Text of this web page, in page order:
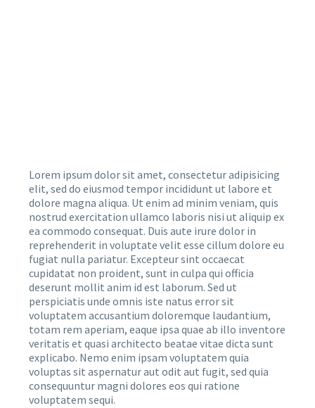
Lorem ipsum dolor sit amet, consectetur adipisicing
elit, sed do eiusmod tempor incididunt ut labore et
dolore magna aliqua. Ut enim ad minim veniam, quis
nostrud exercitation ullamco laboris nisi ut aliquip ex
ea commodo consequat. Duis aute irure dolor in
reprehenderit in voluptate velit esse cillum dolore eu
fugiat nulla pariatur. Excepteur sint occaecat
cupidatat non proident, sunt in culpa qui officia
deserunt mollit anim id est laborum. Sed ut
perspiciatis unde omnis iste natus error sit
voluptatem accusantium doloremque laudantium,
totam rem aperiam, eaque ipsa quae ab illo inventore
veritatis et quasi architecto beatae vitae dicta sunt
explicabo. Nemo enim ipsam voluptatem quia
voluptas sit aspernatur aut odit aut fugit, sed quia
consequuntur magni dolores eos qui ratione
voluptatem sequi.